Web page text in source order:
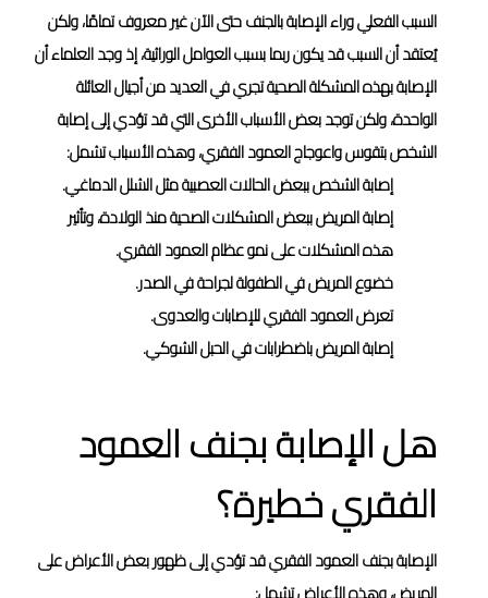
السبب الفعلي وراء الإصابة بالجنف حتى الآن غير معروف تمامًا، ولكن
يُعتقد أن السبب قد يكون ربما بسبب العوامل الوراثية، إذ وجد العلماء أن
الإصابة بهذه المشكلة الصحية تجري في العديد من أجيال العائلة
الواحدة، ولكن توجد بعض الأسباب الأخرى التي قد تؤدي إلى إصابة
الشخص بتقوس واعوجاج العمود الفقري، وهذه الأسباب تشمل:
إصابة الشخص ببعض الحالات العصبية مثل الشلل الدماغي.
إصابة المريض ببعض المشكلات الصحية منذ الولادة، وتأثير
هذه المشكلات على نمو عظام العمود الفقري.
خضوع المريض في الطفولة لجراحة في الصدر.
تعرض العمود الفقري للإصابات والعدوى.
إصابة المريض باضطرابات في الحبل الشوكي.
هل الإصابة بجنف العمود
الفقري خطيرة؟
الإصابة بجنف العمود الفقري قد تؤدي إلى ظهور بعض الأعراض على